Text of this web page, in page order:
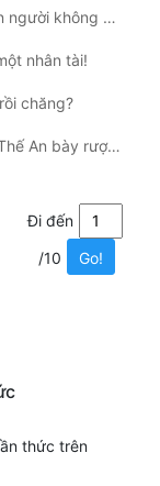
Chương 97: Hứa Thế An: Ta chính là vạn người không được một vượng thê Thánh Thể!
nhân tài!
chăng?
Chương 100: Tông chủ: Các ngươi cho Thế An bày rượu bồi tội đi.
Đi đến
/10
Go!
thức trên